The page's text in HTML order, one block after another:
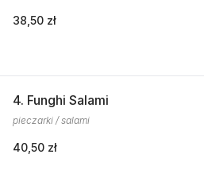
38,50 zł
4. Funghi Salami
pieczarki / salami
40,50 zł